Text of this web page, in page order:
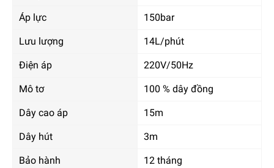
Áp lực 150bar
Lưu lượng 14L/phút
Điện áp 220V/50Hz
Mô tơ 100 % dây đồng
Dây cao áp 15m
Dây hút 3m
Bảo hành 12 tháng